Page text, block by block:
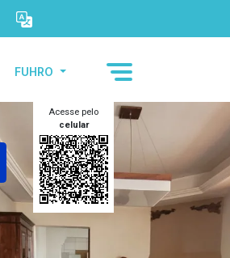
FUHRO
Acesse pelo
celular